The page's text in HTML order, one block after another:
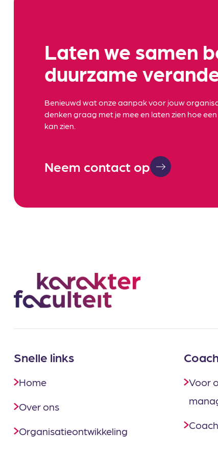
Laten we samen
duurzame
Benieuwd wat onze aanpak voor jouw
denken graag met je mee en laten zien hoe
kan zien.
Neem contact op
Snelle links
Home
Over ons
Organisatieontwikkeling
Voor